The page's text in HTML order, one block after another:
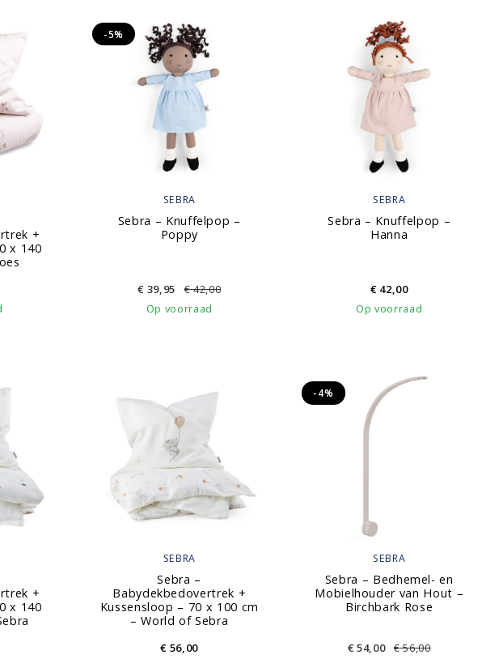
+
x 140
SEBRA
Sebra – Knuffelpop –
Poppy
€ 39,95 €42,00
-5%
Op voorraad
SEBRA
Sebra – Knuffelpop –
Hanna
€42,00
Op voorraad
+
x 140
SEBRA
Sebra –
Babydekbedovertrek +
Kussensloop – 70 x 100 cm
– World of Sebra
€ 56,00
SEBRA
Sebra – Bedhemel- en
Mobielhouder van Hout –
Birchbark Rose
€ 54,00 €56,00
-4%